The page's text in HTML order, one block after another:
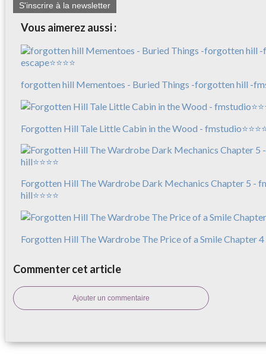
S'inscrire à la newsletter
Vous aimerez aussi :
forgotten hill Mementoes - Buried Things -forgotten hill -
Forgotten Hill Tale Little Cabin in the Wood -
Forgotten Hill The Wardrobe Dark Mechanics Chapter 5 -
hill⭐⭐⭐⭐
Forgotten Hill The Wardrobe The Price of a Smile Chapter 4
Commenter cet article
Ajouter un commentaire